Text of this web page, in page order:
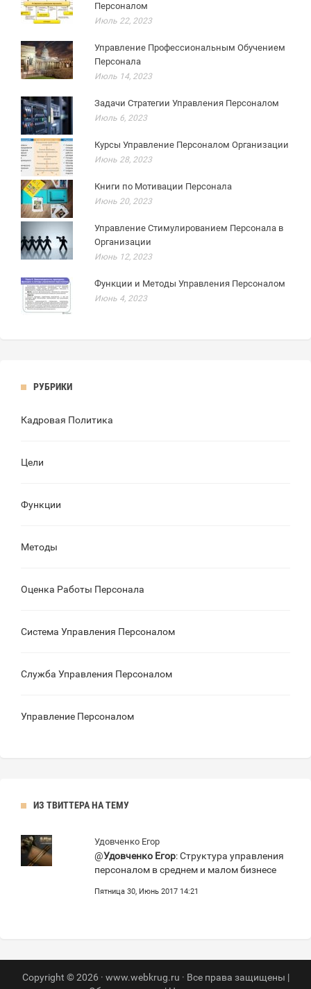
Персоналом
Июль 22, 2023
Управление Профессиональным Обучением
Персонала
Июль 14, 2023
Задачи Стратегии Управления Персоналом
Июль 6, 2023
Курсы Управление Персоналом Организации
Июнь 28, 2023
Книги по Мотивации Персонала
Июнь 20, 2023
Управление Стимулированием Персонала в
Организации
Июнь 12, 2023
Функции и Методы Управления Персоналом
Июнь 4, 2023
РУБРИКИ
Кадровая Политика
Цели
Функции
Методы
Оценка Работы Персонала
Система Управления Персоналом
Служба Управления Персоналом
Управление Персоналом
ИЗ ТВИТТЕРА НА ТЕМУ
Удовченко Егор
@Удовченко Егор: Структура управления
персоналом в среднем и малом бизнесе
Пятница 30, Июнь 2017 14:21
Copyright © 2026 · www.webkrug.ru · Все права защищены |